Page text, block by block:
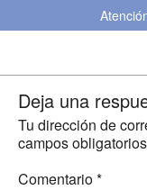
Deja una
Tu dirección de
campos
Comentario*